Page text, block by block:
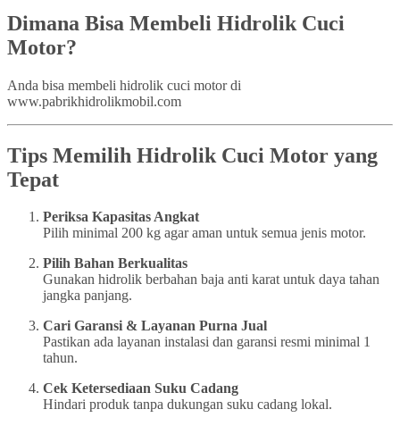
Dimana Bisa Membeli Hidrolik Cuci
Motor?
Anda bisa membeli hidrolik cuci motor di
www.pabrikhidrolikmobil.com
Tips Memilih Hidrolik Cuci Motor yang
Tepat
Periksa Kapasitas Angkat
Pilih minimal 200 kg agar aman untuk semua jenis motor.
Pilih Bahan Berkualitas
Gunakan hidrolik berbahan baja anti karat untuk daya tahan
jangka panjang.
Cari Garansi & Layanan Purna Jual
Pastikan ada layanan instalasi dan garansi resmi minimal 1
tahun.
Cek Ketersediaan Suku Cadang
Hindari produk tanpa dukungan suku cadang lokal.